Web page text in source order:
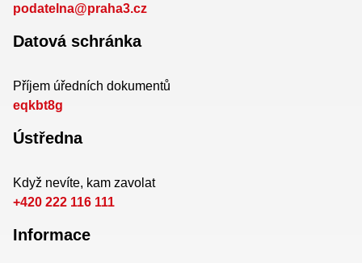
podatelna@praha3.cz
Datová schránka
Příjem úředních dokumentů
eqkbt8g
Ústředna
Když nevíte, kam zavolat
+420 222 116 111
Informace